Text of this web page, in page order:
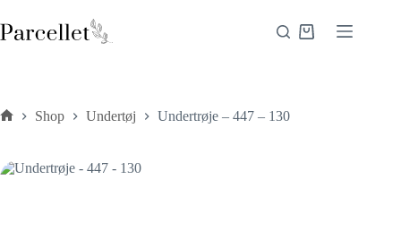
til
indhold
Indkøbskurv
Shop Undertøj Undertrøje – 447 – 130